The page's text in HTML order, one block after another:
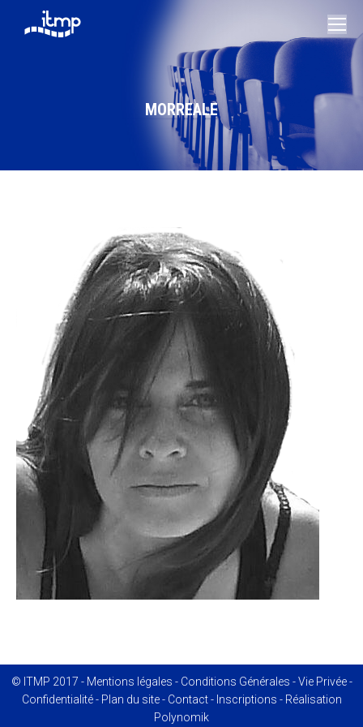
MORREALE
Vous êtes ici :
© ITMP 2017 - Mentions légales - Conditions Générales -Vie Privée-
Confidentialité- Plan du site- Contact- Inscriptions - Réalisation
Polynomik